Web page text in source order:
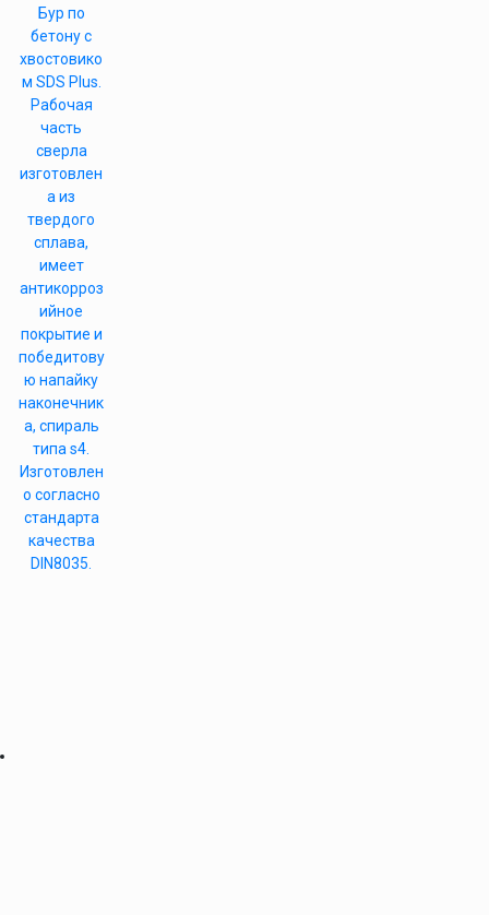
Бур по
бетону с
хвостовико
м SDS Plus.
Рабочая
часть
сверла
изготовлен
а из
твердого
сплава,
имеет
антикорроз
ийное
покрытие и
победитову
ю напайку
наконечник
а, спираль
типа s4.
Изготовлен
о согласно
стандарта
качества
DIN8035.